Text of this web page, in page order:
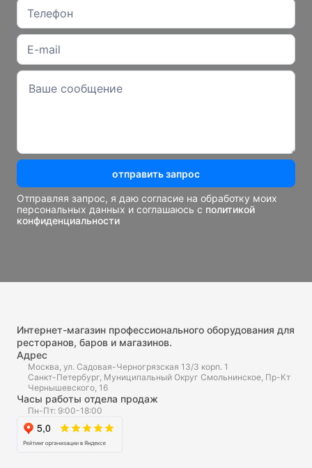
отправить запрос
Отправляя запрос, я даю согласие на обработку моих
персональных данных и соглашаюсь с политикой
конфиденциальности
Интернет-магазин профессионального оборудования для
ресторанов, баров и магазинов.
Адрес
Москва, ул. Садовая-Черногрязская 13/3 корп. 1
Санкт-Петербург, Муниципальный Округ Смольнинское, Пр-Кт
Чернышевского, 16
Часы работы отдела продаж
Пн-Пт: 9:00-18:00